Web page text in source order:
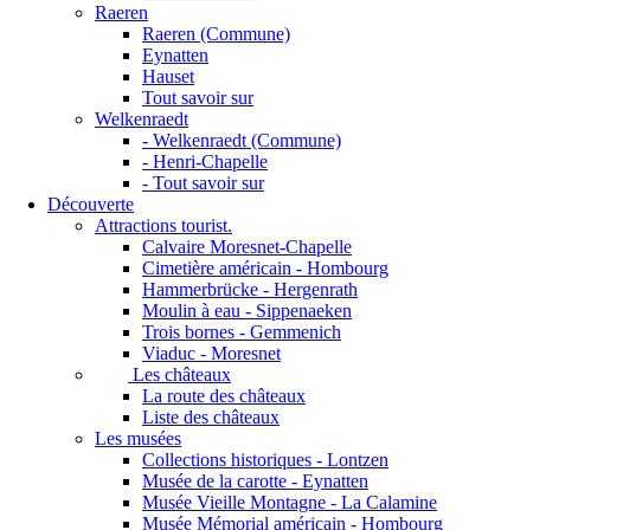
Raeren
Raeren (Commune)
Eynatten
Hauset
Tout savoir sur
Welkenraedt
- Welkenraedt (Commune)
- Henri-Chapelle
- Tout savoir sur
Découverte
Attractions tourist.
Calvaire Moresnet-Chapelle
Cimetière américain - Hombourg
Hammerbrücke - Hergenrath
Moulin à eau - Sippenaeken
Trois bornes - Gemmenich
Viaduc - Moresnet
Les châteaux
La route des châteaux
Liste des châteaux
Les musées
Collections historiques - Lontzen
Musée de la carotte - Eynatten
Musée Vieille Montagne - La Calamine
Musée Mémorial américain - Hombourg